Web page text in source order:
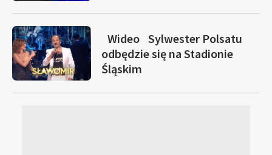
Wideo Sylwester Polsatu
odbędzie się na Stadionie
Śląskim